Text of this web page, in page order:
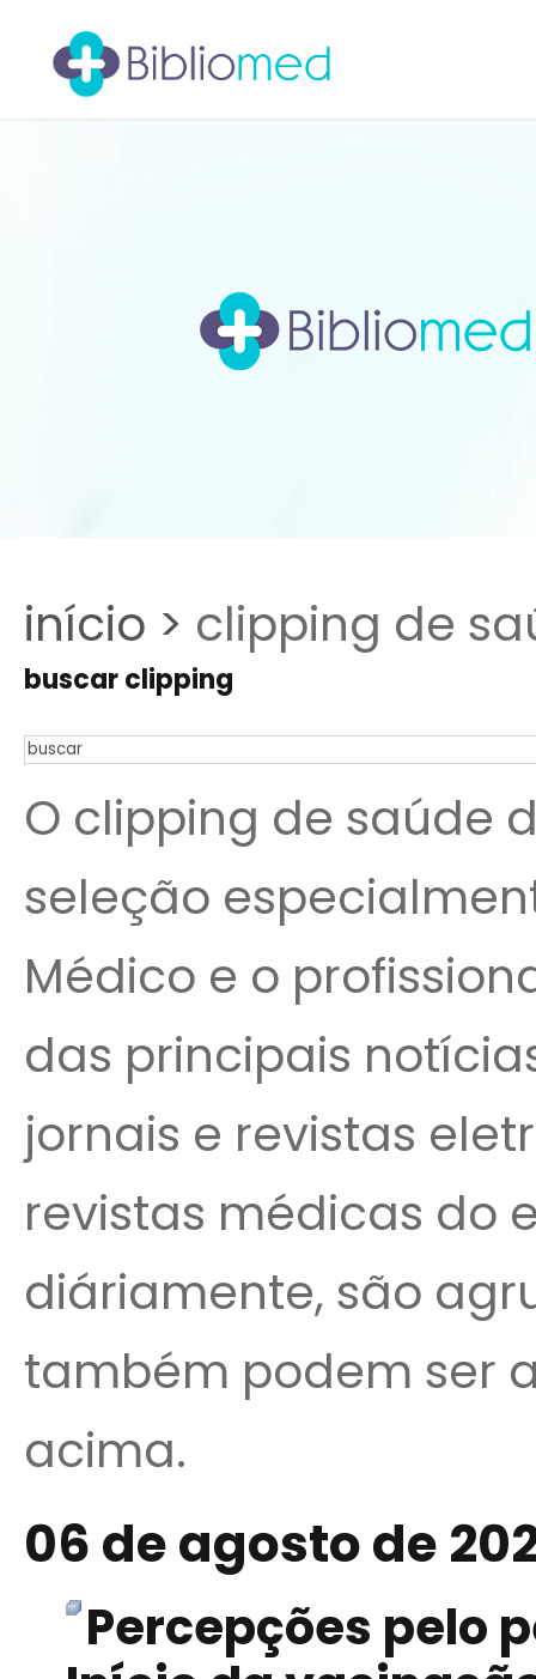
início > clipping de
buscar clipping
O clipping de saúde
seleção
Médico e o
das principais
jornais e revistas
revistas médicas do
diáriamente, são
também podem ser
acima.
06 de agosto de
Percepções pelo